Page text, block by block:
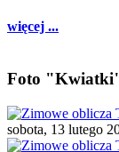
więcej ...
Foto
sobota, 13 lutego